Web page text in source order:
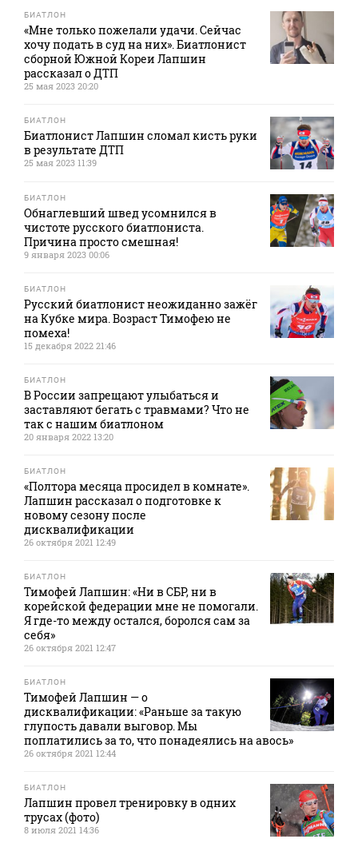
БИАТЛОН
«Мне только пожелали удачи. Сейчас
хочу подать в суд на них». Биатлонист
сборной Южной Кореи Лапшин
рассказал о ДТП
25 мая 2023 20:20
БИАТЛОН
Биатлонист Лапшин сломал кисть руки
в результате ДТП
25 мая 2023 11:39
БИАТЛОН
Обнаглевший швед усомнился в
чистоте русского биатлониста.
Причина просто смешная!
9 января 2023 00:06
БИАТЛОН
Русский биатлонист неожиданно зажёг
на Кубке мира. Возраст Тимофею не
помеха!
15 декабря 2022 21:46
БИАТЛОН
В России запрещают улыбаться и
заставляют бегать с травмами? Что не
так с нашим биатлоном
20 января 2022 13:20
БИАТЛОН
«Полтора месяца просидел в комнате».
Лапшин рассказал о подготовке к
новому сезону после
дисквалификации
26 октября 2021 12:49
БИАТЛОН
Тимофей Лапшин: «Ни в СБР, ни в
корейской федерации мне не помогали.
Я где-то между остался, боролся сам за
себя»
26 октября 2021 12:47
БИАТЛОН
Тимофей Лапшин — о
дисквалификации: «Раньше за такую
глупость давали выговор. Мы
поплатились за то, что понадеялись на авось»
26 октября 2021 12:44
БИАТЛОН
Лапшин провел тренировку в одних
трусах (фото)
8 июля 2021 14:36